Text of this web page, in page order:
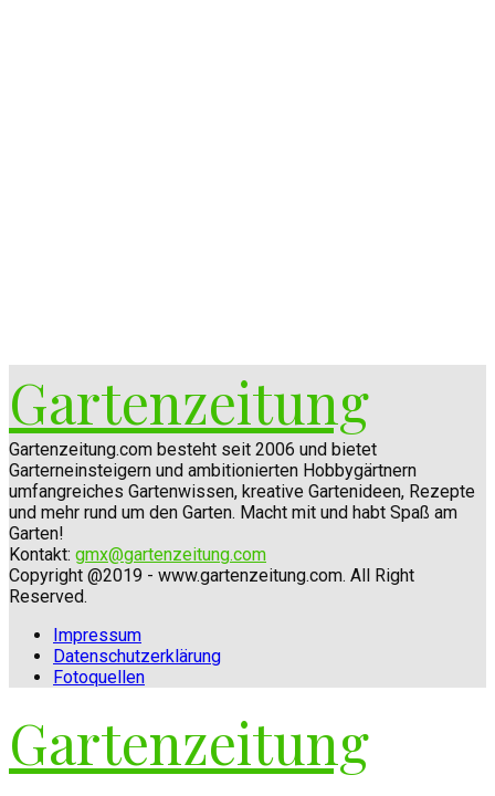
Gartenzeitung
Gartenzeitung.com besteht seit 2006 und bietet
Garterneinsteigern und ambitionierten Hobbygärtnern
umfangreiches Gartenwissen, kreative Gartenideen, Rezepte
und mehr rund um den Garten. Macht mit und habt Spaß am
Garten!
Kontakt: gmx@gartenzeitung.com
Copyright @2019 - www.gartenzeitung.com. All Right
Reserved.
Impressum
Datenschutzerklärung
Fotoquellen
Gartenzeitung